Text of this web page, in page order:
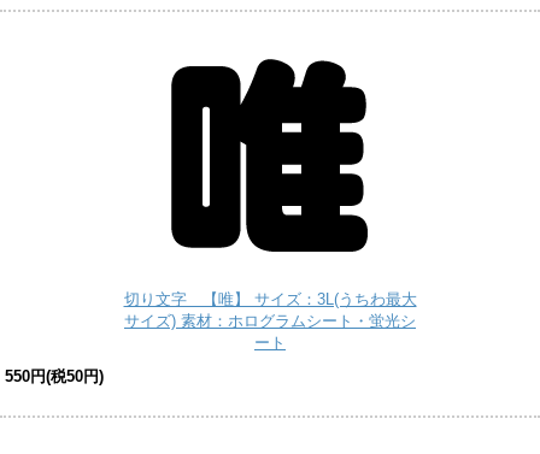
切り文字 【唯】 サイズ：3L(うちわ最大
サイズ) 素材：ホログラムシート・蛍光シ
ート
550円(税50円)